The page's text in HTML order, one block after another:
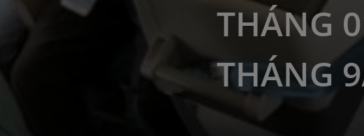
THÁNG
THÁNG